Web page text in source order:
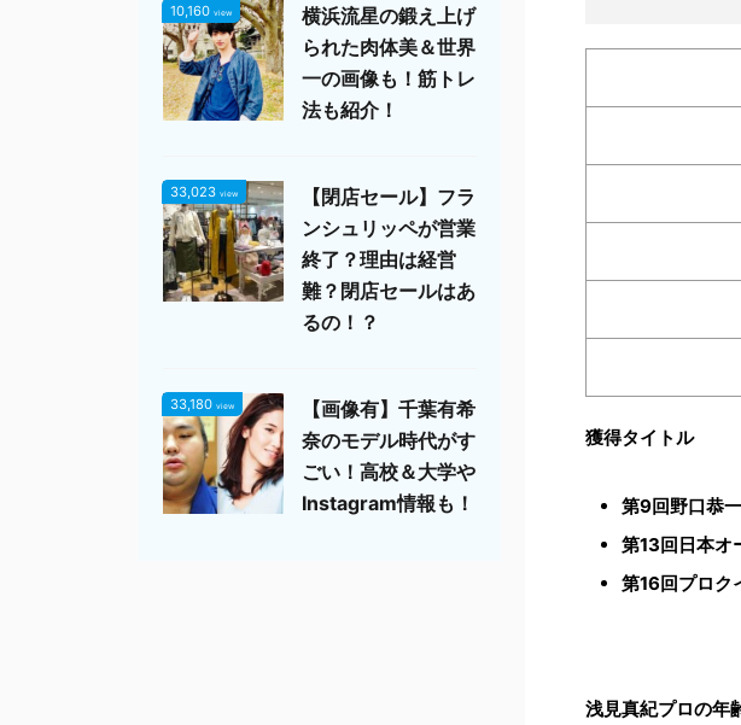
獲得タイトル
第9回野口恭
第13回日本
第16回プロ
浅見真紀プロの年
10,160 view
横浜流星の鍛え上げ
られた肉体美＆世界
一の画像も！筋トレ
法も紹介！
33,023 view
【閉店セール】フラ
ンシュリッペが営業
終了？理由は経営
難？閉店セールはあ
るの！？
33,180 view
【画像有】千葉有希
奈のモデル時代がす
ごい！高校＆大学や
Instagram情報も！